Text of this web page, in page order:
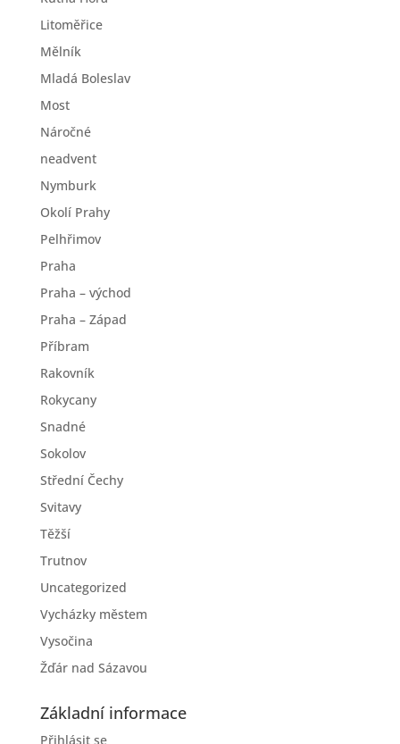
Litoměřice
Mělník
Mladá Boleslav
Most
Náročné
neadvent
Nymburk
Okolí Prahy
Pelhřimov
Praha
Praha – východ
Praha – Západ
Příbram
Rakovník
Rokycany
Snadné
Sokolov
Střední Čechy
Svitavy
Těžší
Trutnov
Uncategorized
Vycházky městem
Vysočina
Žďár nad Sázavou
Základní informace
Přihlásit se